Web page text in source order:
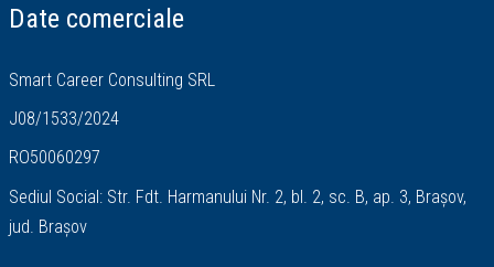
Date comerciale
Smart Career Consulting SRL
J08/1533/2024
RO50060297
Sediul Social: Str. Fdt. Harmanului Nr. 2, bl. 2, sc. B, ap. 3, Brașov,
jud. Brașov